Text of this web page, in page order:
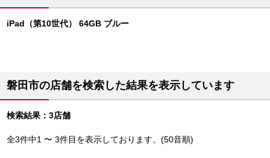
iPad（第10世代） 64GB ブルー
磐田市の店舗を検索した結果を表示しています
検索結果：3店舗
全3件中1 〜 3件目を表示しております。(50音順)